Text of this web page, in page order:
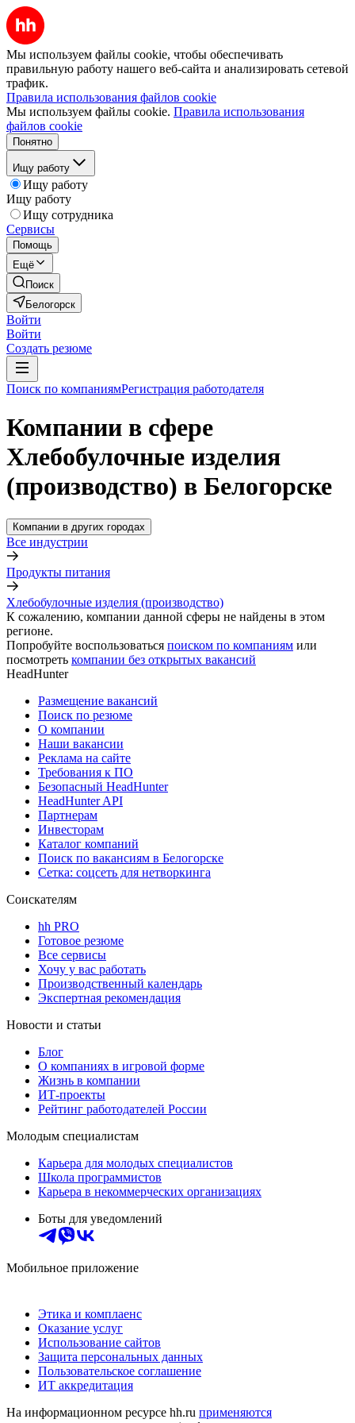
Мы используем файлы cookie, чтобы обеспечивать
правильную работу нашего веб-сайта и анализировать сетевой
трафик.
Правила использования файлов cookie
Мы используем файлы cookie. Правила использования
файлов cookie
Понятно
Ищу работу
Ищу работу
Ищу работу
Ищу сотрудника
Сервисы
Помощь
Ещё
Поиск
Белогорск
Войти
Войти
Создать резюме
Поиск по компаниямРегистрация работодателя
Компании в сфере
Хлебобулочные изделия
(производство) в Белогорске
Компании в других городах
Все индустрии
Продукты питания
Хлебобулочные изделия (производство)
К сожалению, компании данной сферы не найдены в этом
регионе.
Попробуйте воспользоваться поиском по компаниям или
посмотреть компании без открытых вакансий
HeadHunter
Размещение вакансий
Поиск по резюме
О компании
Наши вакансии
Реклама на сайте
Требования к ПО
Безопасный HeadHunter
HeadHunter API
Партнерам
Инвесторам
Каталог компаний
Поиск по вакансиям в Белогорске
Сетка: соцсеть для нетворкинга
Соискателям
hh PRO
Готовое резюме
Все сервисы
Хочу у вас работать
Производственный календарь
Экспертная рекомендация
Новости и статьи
Блог
О компаниях в игровой форме
Жизнь в компании
ИТ-проекты
Рейтинг работодателей России
Молодым специалистам
Карьера для молодых специалистов
Школа программистов
Карьера в некоммерческих организациях
Боты для уведомлений
Мобильное приложение
Этика и комплаенс
Оказание услуг
Использование сайтов
Защита персональных данных
Пользовательское соглашение
ИТ аккредитация
На информационном ресурсе hh.ru применяются